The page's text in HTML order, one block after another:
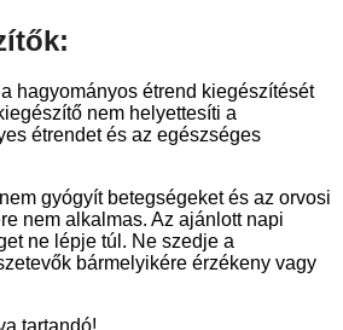
hagyományos étrend kiegészítését
nem helyettesíti a
étrendet és az egészséges
gyógyít betegségeket és az orvosi
nem alkalmas. Az ajánlott napi
ne lépje túl. Ne szedje a
bármelyikére érzékeny vagy